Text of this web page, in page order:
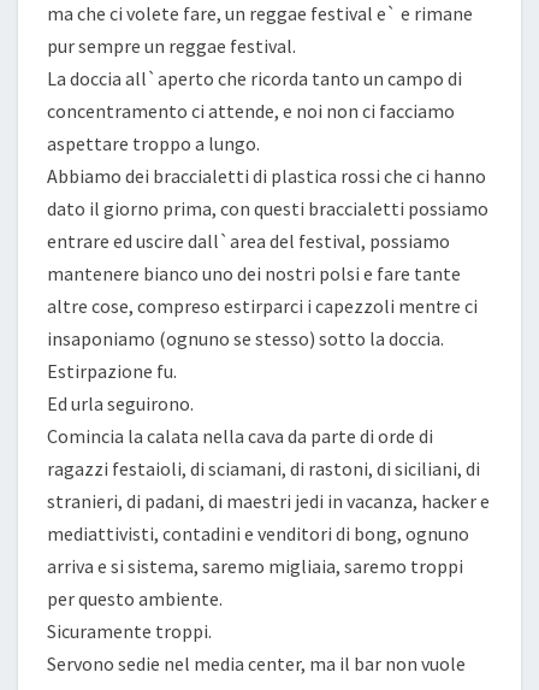
ma che ci volete fare, un reggae festival e` e rimane
pur sempre un reggae festival.
La doccia all`aperto che ricorda tanto un campo di
concentramento ci attende, e noi non ci facciamo
aspettare troppo a lungo.
Abbiamo dei braccialetti di plastica rossi che ci hanno
dato il giorno prima, con questi braccialetti possiamo
entrare ed uscire dall`area del festival, possiamo
mantenere bianco uno dei nostri polsi e fare tante
altre cose, compreso estirparci i capezzoli mentre ci
insaponiamo (ognuno se stesso) sotto la doccia.
Estirpazione fu.
Ed urla seguirono.
Comincia la calata nella cava da parte di orde di
ragazzi festaioli, di sciamani, di rastoni, di siciliani, di
stranieri, di padani, di maestri jedi in vacanza, hacker e
mediattivisti, contadini e venditori di bong, ognuno
arriva e si sistema, saremo migliaia, saremo troppi
per questo ambiente.
Sicuramente troppi.
Servono sedie nel media center, ma il bar non vuole